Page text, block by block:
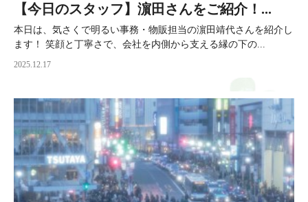
【今日のスタッフ】濵田さんをご紹介！...
本日は、気さくで明るい事務・物販担当の濵田靖代さんを紹介し
ます！ 笑顔と丁寧さで、会社を内側から支える縁の下の...
2025.12.17